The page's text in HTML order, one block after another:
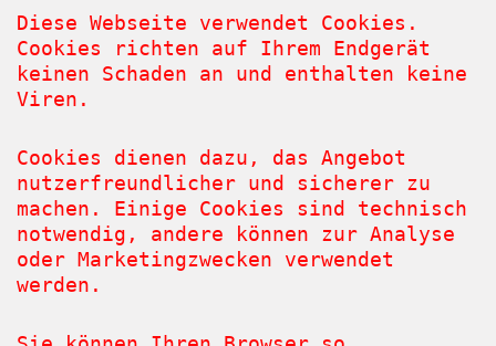
Diese Webseite verwendet Cookies.
Cookies richten auf Ihrem Endgerät
keinen Schaden an und enthalten keine
Viren.
Cookies dienen dazu, das Angebot
nutzerfreundlicher und sicherer zu
machen. Einige Cookies sind technisch
notwendig, andere können zur Analyse
oder Marketingzwecken verwendet
werden.